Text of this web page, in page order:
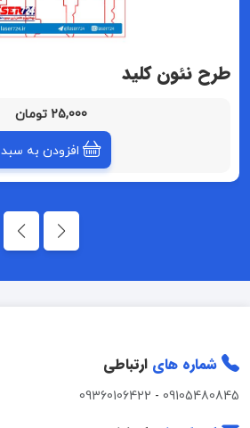
طرح نئون کلید
25,000 تومان
افزودن به سبد
شماره های ارتباطی
09105480845
-
09360106422